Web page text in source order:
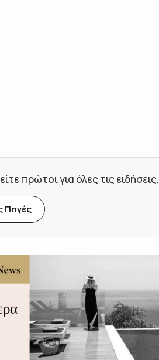
πρώτοι για όλες τις ειδήσεις.
Πηγές